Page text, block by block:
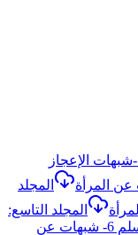
المجلد الثاني عشر: 9-الشبهات اللغوية 10-شبهات الإعجاز
المجلد
المجلد التاسع:
5-شبهات عن زوجات النبي صلى الله عليه وسلم 6- شبهات عن